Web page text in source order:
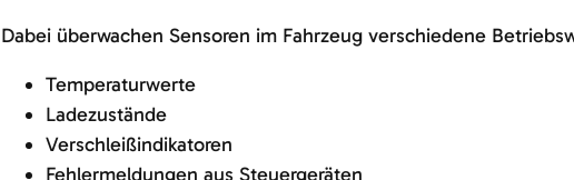
Dabei überwachen Sensoren im Fahrzeug verschiedene
Temperaturwerte
Ladezustände
Verschleißindikatoren
Fehlermeldungen aus Steuergeräten